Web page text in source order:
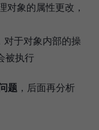
对象的属性更改，
对于对象内部的操
被执行
题 ，后面再分析